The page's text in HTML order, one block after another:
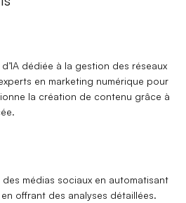
dédiée à la gestion des réseaux
en marketing numérique pour
la création de contenu grâce à
des médias sociaux en automatisant
offrant des analyses détaillées.